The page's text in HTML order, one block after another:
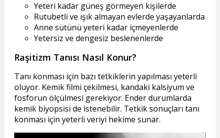
Yeteri kadar güneş görmeyen kişilerde
Rutubetli ve ışık almayan evlerde yaşayanlarda
Anne sütünü yeteri kadar içmeyenlerde
Yetersiz ve dengesiz beslenenlerde
Raşitizm Tanısı Nasıl Konur?
Tanı konması için bazı tetkiklerin yapılması yeterli
oluyor. Kemik filmi çekilmesi, kandaki kalsiyum ve
fosforun ölçülmesi gerekiyor. Ender durumlarda
kemik biyopsisi de istenebilir. Tetkik sonuçları tanı
konması için yeterli veriyi hekime sunar.